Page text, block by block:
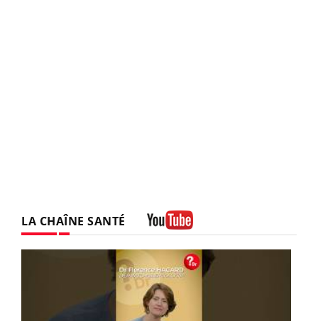
LA CHAÎNE SANTÉ